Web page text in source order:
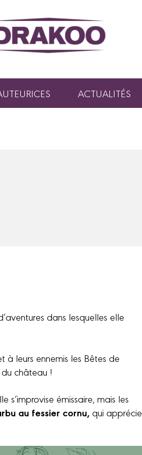
ACTUALITÉS
dans lesquelles elle
à leurs ennemis les Bêtes de
château !
s’improvise émissaire, mais les
au fessier cornu,qui apprécie